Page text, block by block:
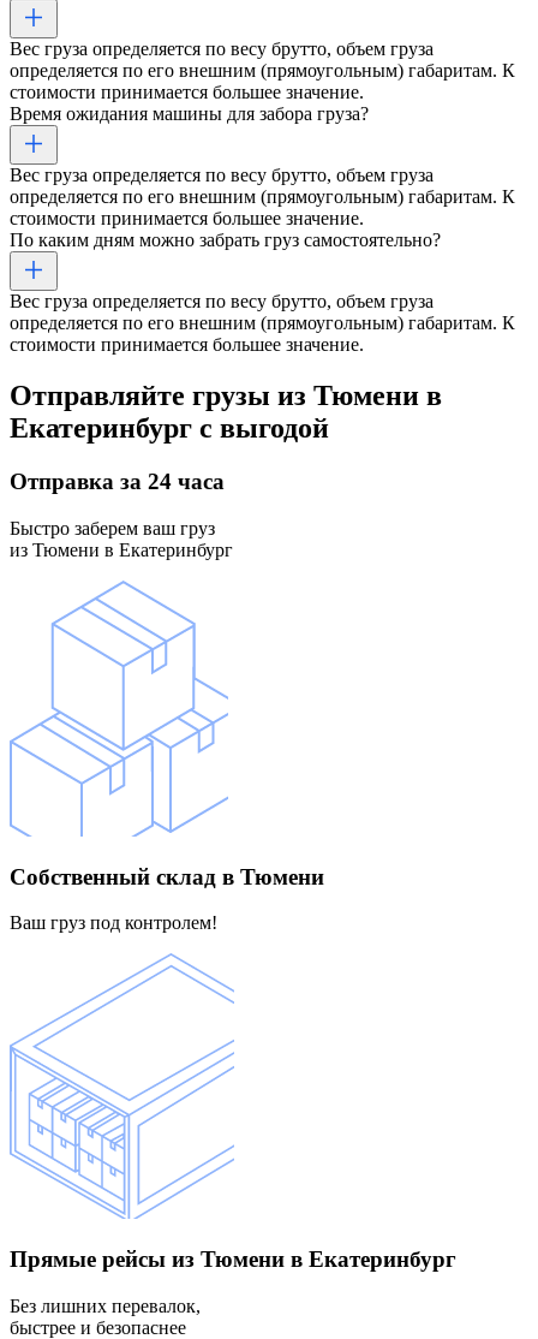
Вес груза определяется по весу брутто, объем груза
определяется по его внешним (прямоугольным) габаритам. К
стоимости принимается большее значение.
Время ожидания машины для забора груза?
Вес груза определяется по весу брутто, объем груза
определяется по его внешним (прямоугольным) габаритам. К
стоимости принимается большее значение.
По каким дням можно забрать груз самостоятельно?
Вес груза определяется по весу брутто, объем груза
определяется по его внешним (прямоугольным) габаритам. К
стоимости принимается большее значение.
Отправляйте грузы из Тюмени в
Екатеринбург с выгодой
Отправка за 24 часа
Быстро заберем ваш груз
из Тюмени в Екатеринбург
Собственный склад в Тюмени
Ваш груз под контролем!
Прямые рейсы из Тюмени в Екатеринбург
Без лишних перевалок,
быстрее и безопаснее